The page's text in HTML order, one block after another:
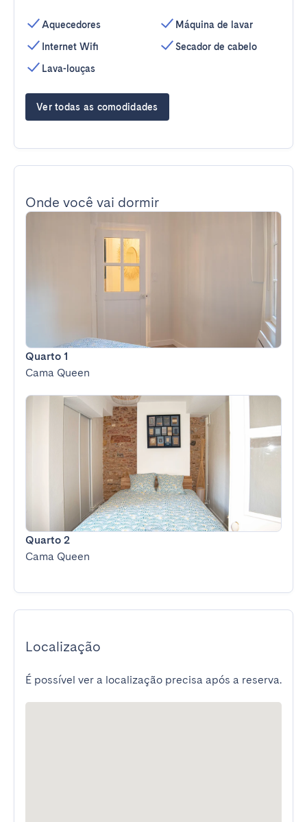
Aquecedores
Internet Wifi
Lava-louças
Máquina de lavar
Secador de cabelo
Ver todas as comodidades
Onde você vai dormir
Quarto 1
Cama Queen
Quarto 2
Cama Queen
Localização
É possível ver a localização precisa após a reserva.